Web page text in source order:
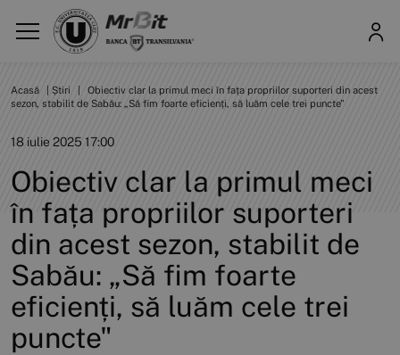
Acasă Știri
Obiectiv clar la primul meci în fața propriilor suporteri din acest
sezon, stabilit de Sabău: „Să fim foarte eficienți, să luăm cele trei puncte"
18 iulie 2025 17:00
Obiectiv clar la primul meci
în fața propriilor suporteri
din acest sezon, stabilit de
Sabău: „Să fim foarte
eficienți, să luăm cele trei
puncte"